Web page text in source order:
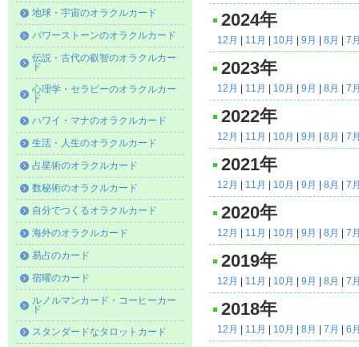
地球・宇宙のオラクルカード
パワーストーンのオラクルカード
伝説・古代の叡智のオラクルカー
ド
心理学・セラピーのオラクルカー
ド
ハワイ・マナのオラクルカード
生活・人生のオラクルカード
占星術のオラクルカード
数秘術のオラクルカード
自分でつくるオラクルカード
海外のオラクルカード
易占のカード
宿曜のカード
ルノルマンカード・コーヒーカー
ド
スタンダードなタロットカード
2024年
12月 11月 10月 9月 8月 7
2023年
12月 11月 10月 9月 8月 7
2022年
12月 11月 10月 9月 8月 7
2021年
12月 11月 10月 9月 8月 7
2020年
12月 11月 10月 9月 8月 7
2019年
12月 11月 10月 9月 8月 7
2018年
12月 11月 10月 8月 7月 6